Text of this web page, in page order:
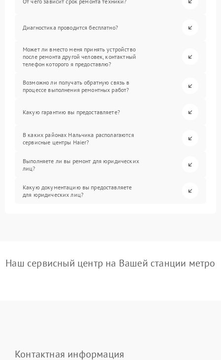
Диагностика проводится бесплатно?
Может ли вместо меня принять устройство
после ремонта другой человек, контактный
телефон которого я предоставлю?
Возможно ли получать обратную связь в
процессе выполнения ремонтных работ?
Какую гарантию вы предоставляете?
В каких районах Нальчика располагаются
сервисные центры Haier?
Выполняете ли вы ремонт для юридических
лиц?
Какую документацию вы предоставляете
для юридических лиц?
Наш сервисный центр на Вашей станции метро
Контактная информация